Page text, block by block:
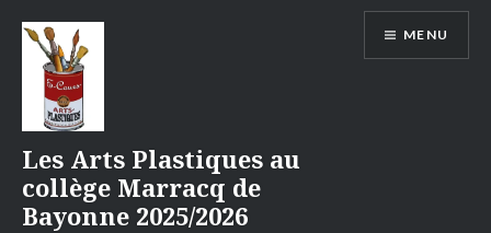
contenu
Les Arts Plastiques au
collège Marracq de
Bayonne 2025/2026
MENU